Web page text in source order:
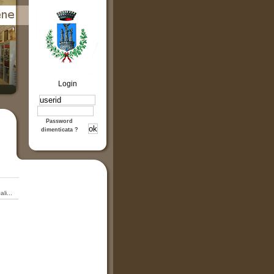
Login
Password
dimenticata ?